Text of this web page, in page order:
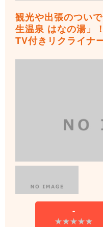
観光や出張のつい
生温泉 はなの湯」
TV付きリクライナ
-
★★★★★
★★★★★